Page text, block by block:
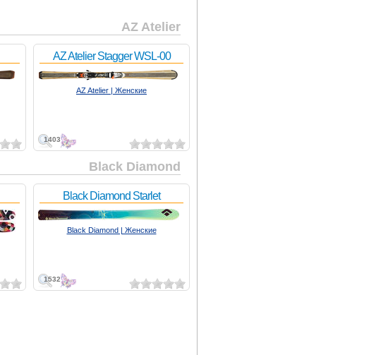
AZ Atelier
1403
AZ Atelier Stagger WSL-00
AZ Atelier | Женские
Black Diamond
1532
Black Diamond Starlet
Black Diamond | Женские